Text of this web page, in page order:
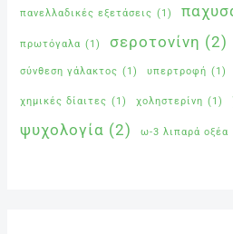
πανελλαδικές εξετάσεις (1)
πρωτόγαλα (1) σεροτονίνη (2)
σύνθεση γάλακτος (1) υπερτροφή (1)
χημικές δίαιτες (1) χοληστερίνη (1)
ψυχολογία (2) ω-3 λιπαρά οξέα